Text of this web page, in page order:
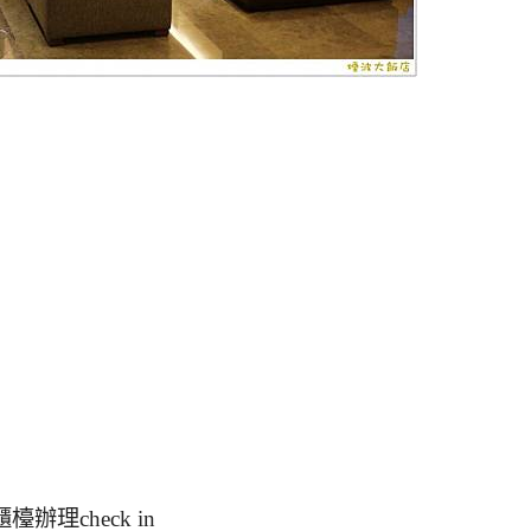
檯辦理check in